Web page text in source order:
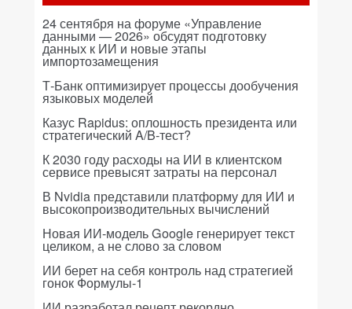
24 сентября на форуме «Управление
данными — 2026» обсудят подготовку
данных к ИИ и новые этапы
импортозамещения
Т-Банк оптимизирует процессы дообучения
языковых моделей
Казус Rapidus: оплошность президента или
стратегический A/B-тест?
К 2030 году расходы на ИИ в клиентском
сервисе превысят затраты на персонал
В Nvidia представили платформу для ИИ и
высокопроизводительных вычислений
Новая ИИ-модель Google генерирует текст
целиком, а не слово за словом
ИИ берет на себя контроль над стратегией
гонок Формулы-1